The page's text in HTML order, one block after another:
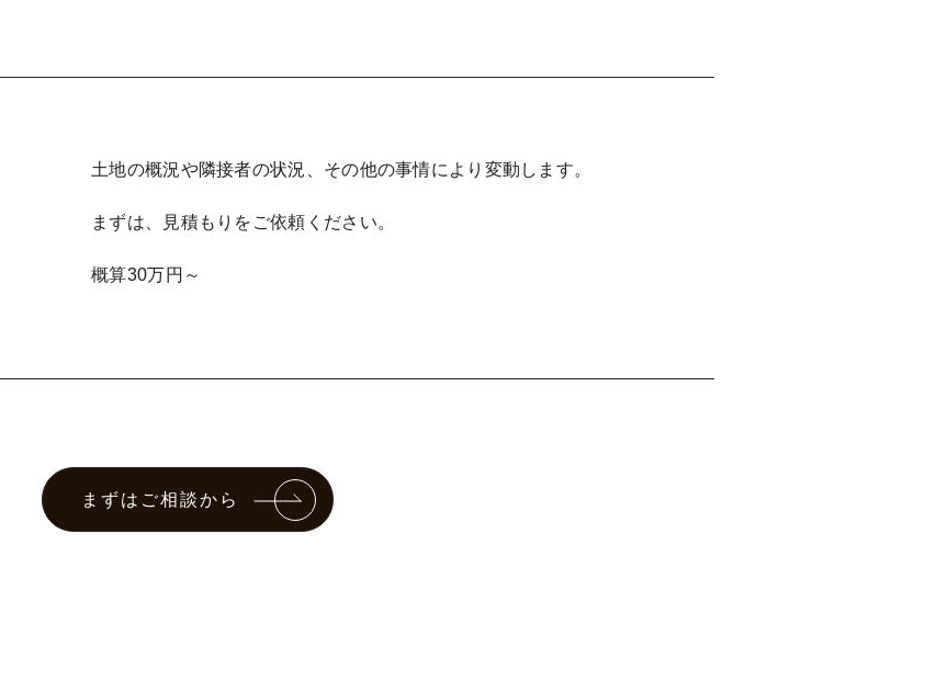
土地の概況や隣接者の状況、その他の事情により変動します。
まずは、見積もりをご依頼ください。
概算30万円～
まずはご相談から